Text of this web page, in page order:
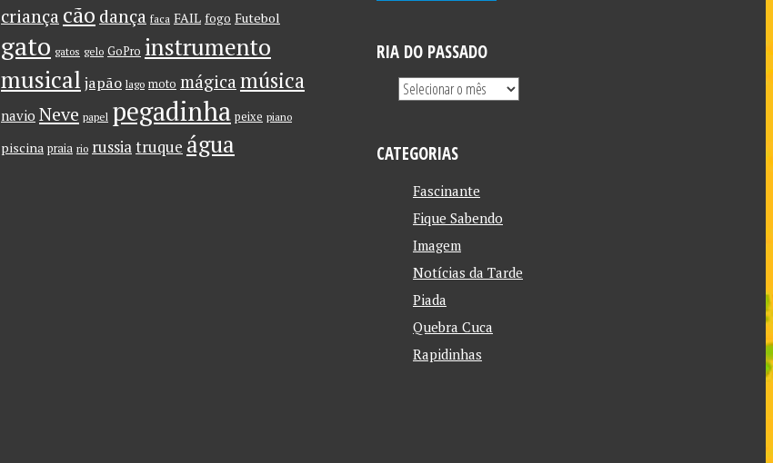
criançacão dança faca FAIL fogo Futebol
gato gatos gelo GoPro instrumento
musical japão lago moto mágica música
navio Neve papel pegadinha peixe piano
piscina praia rio russiatruque água
RIA DO PASSADO
CATEGORIAS
Fascinante
Fique Sabendo
Imagem
Notícias da Tarde
Piada
Quebra Cuca
Rapidinhas